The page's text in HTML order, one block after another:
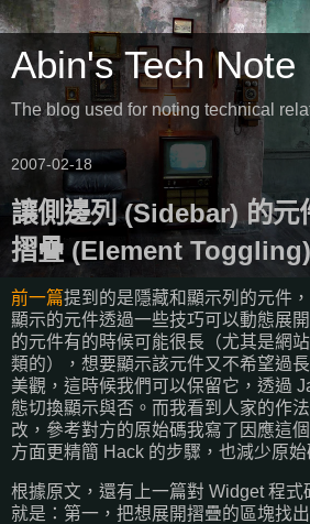
Abin's Tech Note
The blog used for noting technical
2007-02-18
讓側邊列 (Sidebar) 的元
摺疊 (Element Toggling)
前一篇提到的是隱藏和顯示列的元件
顯示的元件透過一些技巧可以動態展
的元件有的時候可能很長（尤其是網
類的），想要顯示該元件又不希望過
美觀，這時候我們可以保留它，透過
態切換顯示與否。而我看到人家的作
改，參考對方的原始碼我寫了因應這
方面更精簡 Hack 的步驟，也減少原始
根據原文，還有上一篇對 Widget 程
就是：第一，把想展開摺疊的區塊找